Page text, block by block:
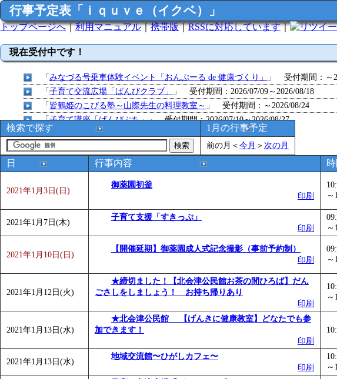
行事予定表「ｉｑｕｖｅ（イクベ）」
トップページへ｜利用マニュアル｜携帯版｜RSSに対応しています｜
現在受付中です！
「みなづる号乗車体験イベント「おんぷーる de 健康づくり」
」 受付期間：～
「子育て交流広場「ばんびクラブ」
」 受付期間：2026/07/09～2026/08/18
「皆鶴姫のこびる塾～山際先生の料理教室～ 」 受付期間：～2026/08/24
「子育て講座「ばんびぷち」」 受付期間：2026/07/10～2026/08/27
「 子育て交流広場「ばんびクラブ」
」 受付期間：2026/07/13～2026/08/28
「子育て交流広場「ばんびクラブ」
」 受付期間：2026/08/10～2026/09/01
「
赤ちゃん子育て講座「ばんびぷち」
」 受付期間：2026/08/10～2026/09/07
「皆鶴姫のこびる塾～山際先生の料理教室～
」 受付期間：～2026/09/14
「堂島地区歴史ウオークの参加者を募集します
」 受付期間：～
皆鶴姫のこびる塾～山際先生の料理教室～」 受付期間：～2026/11/30
「みなづる号乗車体験イベント「おんぷーる de 健康づくり」 」 受付期間：～
検索で探す 1月の行事予定
前の月 ＜今月 ＞ 次の月
日 行事内容
2021年1月3日(日)
御薬園初釜
印刷
～
2021年1月7日(木)
子育て支援「すきっぷ」
印刷
～
2021年1月10日(日)
【開催延期】御薬園成人式記念撮影（事前予約制）
印刷
～
2021年1月12日(火)
★締切ました！【北会津公民館お茶の間ひろば】だん
ごさしをしましょう！ お持ち帰りあり
印刷
～
2021年1月13日(水)
★北会津公民館 【げんきに健康教室】どなたでも参
加できます！
印刷
2021年1月13日(水)
地域交流館〜ひがしカフェ〜
印刷
～